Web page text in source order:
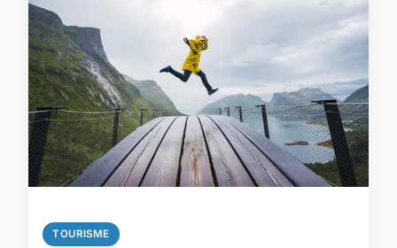
TOURISME